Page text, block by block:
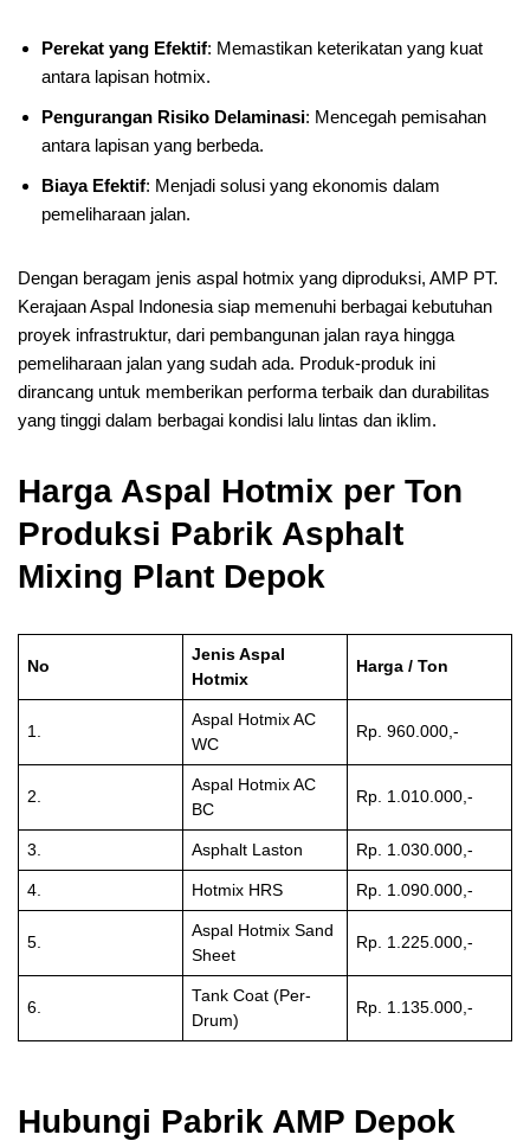
Perekat yang Efektif: Memastikan keterikatan yang kuat
antara lapisan hotmix.
Pengurangan Risiko Delaminasi: Mencegah pemisahan
antara lapisan yang berbeda.
Biaya Efektif: Menjadi solusi yang ekonomis dalam
pemeliharaan jalan.
Dengan beragam jenis aspal hotmix yang diproduksi, AMP PT.
Kerajaan Aspal Indonesia siap memenuhi berbagai kebutuhan
proyek infrastruktur, dari pembangunan jalan raya hingga
pemeliharaan jalan yang sudah ada. Produk-produk ini
dirancang untuk memberikan performa terbaik dan durabilitas
yang tinggi dalam berbagai kondisi lalu lintas dan iklim.
Harga Aspal Hotmix per Ton
Produksi Pabrik Asphalt
Mixing Plant Depok
No
Jenis Aspal
Hotmix
Harga / Ton
1.
Aspal Hotmix AC
WC
Rp. 960.000,-
2.
Aspal Hotmix AC
BC
Rp. 1.010.000,-
3. Asphalt Laston Rp. 1.030.000,-
4. Hotmix HRS Rp. 1.090.000,-
5.
Aspal Hotmix Sand
Sheet
Rp. 1.225.000,-
6.
Tank Coat (Per-
Drum)
Rp. 1.135.000,-
Hubungi Pabrik AMP Depok